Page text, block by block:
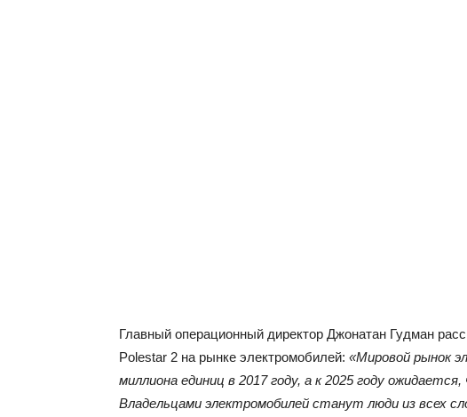
Главный операционный директор Джонатан Гудман
Polestar 2 на рынке электромобилей: «Мировой рынок
миллиона единиц в 2017 году, а к 2025 году
Владельцами электромобилей станут люди из всех